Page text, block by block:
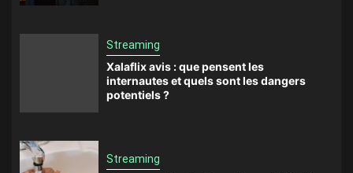
Streaming
Xalaflix avis : que pensent les
internautes et quels sont les dangers
potentiels ?
Streaming